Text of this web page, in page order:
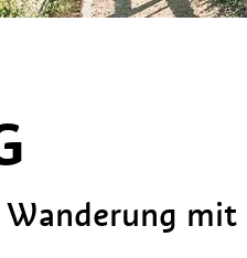
Wanderung mit